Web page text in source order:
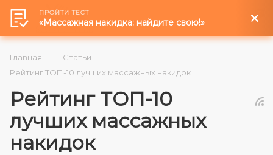
0
Главная — Статьи —
Рейтинг ТОП-10 лучших массажных накидок
Рейтинг ТОП-10
лучших массажных
накидок
ПРОЙТИ ТЕСТ
«Массажная накидка: найдите свою!»